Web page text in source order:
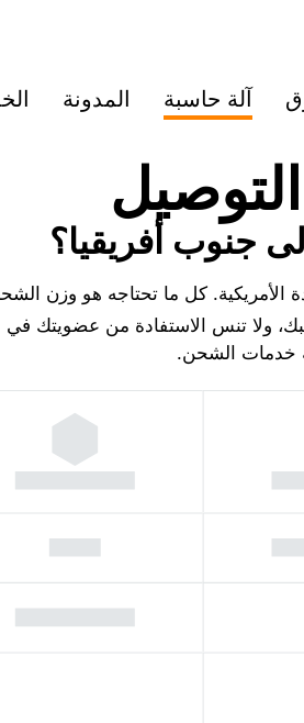
آلة حاسبة المدونة
جنوب أفريقيا؟
كل ما تحتاجه هو وزن
ولا تنس الاستفادة من عضويتك في